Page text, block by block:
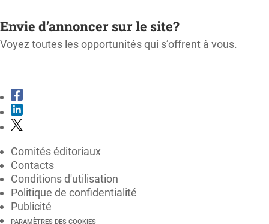
Envie d’annoncer sur le site?
Voyez toutes les opportunités qui s’offrent à vous.
Comités éditoriaux
Contacts
Conditions d'utilisation
Politique de confidentialité
Publicité
PARAMÈTRES DES COOKIES